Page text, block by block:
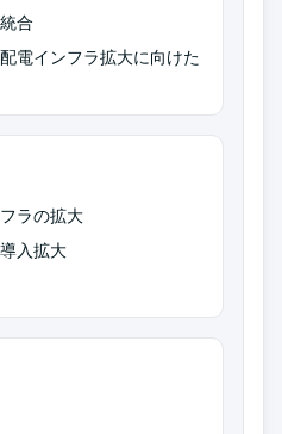
合
電インフラ拡大に向けた
ラの拡大
入拡大